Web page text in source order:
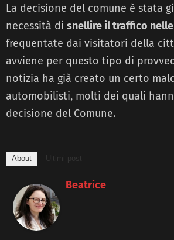
La decisione del comune è stata
necessità di snellire il traffico
frequentate dai visitatori della
avviene per questo tipo di
notizia ha già creato un certo
automobilisti, molti dei quali
decisione del Comune.
About Ultimi post
Beatrice